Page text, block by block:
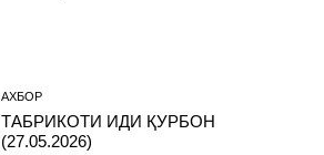
АХБОР
ТАБРИКОТИ ИДИ ҚУРБОН
(27.05.2026)